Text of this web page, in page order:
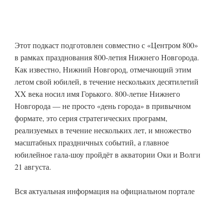
Этот подкаст подготовлен совместно с «Центром 800»
в рамках празднования 800-летия Нижнего Новгорода.
Как известно, Нижний Новгород, отмечающий этим
летом свой юбилей, в течение нескольких десятилетий
XX века носил имя Горького. 800-летие Нижнего
Новгорода — не просто «день города» в привычном
формате, это серия стратегических программ,
реализуемых в течение нескольких лет, и множество
масштабных праздничных событий, а главное
юбилейное гала-шоу пройдёт в акватории Оки и Волги
21 августа.
Вся актуальная информация на официальном портале